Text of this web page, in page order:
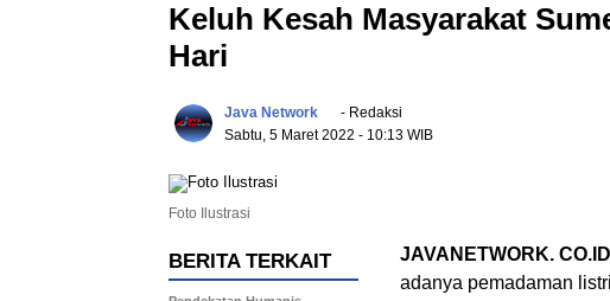
Keluh Kesah Masyarakat
Hari
Java Network
- Redaksi
Sabtu, 5 Maret 2022 - 10:13 WIB
Foto Ilustrasi
JAVANETWORK.
adanya pemadaman
BERITA TERKAIT